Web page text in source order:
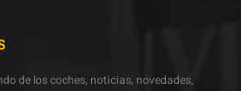
de los coches, noticias, novedades,